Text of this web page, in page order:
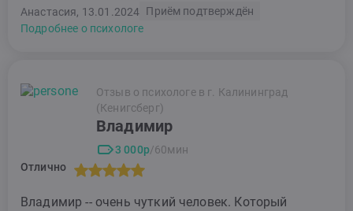
Анастасия, 13.01.2024 Приём подтверждён
Подробнее о психологе
Отзыв о психологе в г. Калининград
(Кенигсберг)
Владимир
3 000р/60мин
Отлично
Владимир -- очень чуткий человек. Который